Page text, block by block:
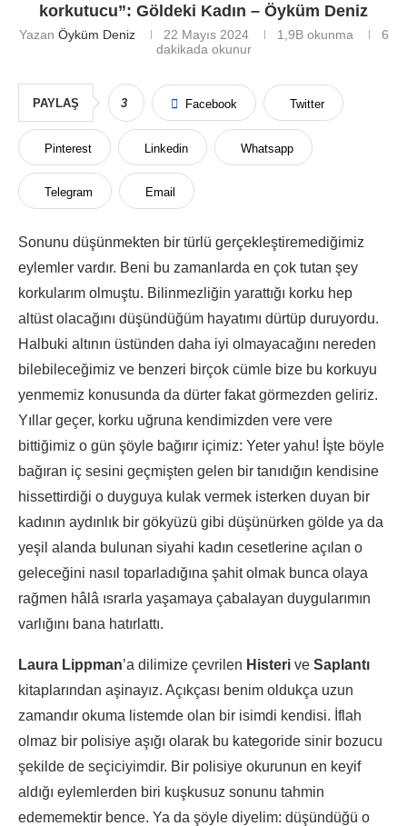
korkutucu”: Göldeki Kadın – Öyküm Deniz
Yazan Öyküm Deniz 22 Mayıs 2024 1,9Bokunma
6
dakikada okunur
PAYLAŞ 3 Facebook Twitter
Pinterest Linkedin Whatsapp
Telegram Email
Sonunu düşünmekten bir türlü gerçekleştiremediğimiz
eylemler vardır. Beni bu zamanlarda en çok tutan şey
korkularım olmuştu. Bilinmezliğin yarattığı korku hep
altüst olacağını düşündüğüm hayatımı dürtüp duruyordu.
Halbuki altının üstünden daha iyi olmayacağını nereden
bilebileceğimiz ve benzeri birçok cümle bize bu korkuyu
yenmemiz konusunda da dürter fakat görmezden geliriz.
Yıllar geçer, korku uğruna kendimizden vere vere
bittiğimiz o gün şöyle bağırır içimiz: Yeter yahu! İşte böyle
bağıran iç sesini geçmişten gelen bir tanıdığın kendisine
hissettirdiği o duyguya kulak vermek isterken duyan bir
kadının aydınlık bir gökyüzü gibi düşünürken gölde ya da
yeşil alanda bulunan siyahi kadın cesetlerine açılan o
geleceğini nasıl toparladığına şahit olmak bunca olaya
rağmen hâlâ ısrarla yaşamaya çabalayan duygularımın
varlığını bana hatırlattı.
Laura Lippman’a dilimize çevrilen Histeri ve Saplantı
kitaplarından aşinayız. Açıkçası benim oldukça uzun
zamandır okuma listemde olan bir isimdi kendisi. İflah
olmaz bir polisiye aşığı olarak bu kategoride sinir bozucu
şekilde de seçiciyimdir. Bir polisiye okurunun en keyif
aldığı eylemlerden biri kuşkusuz sonunu tahmin
edememektir bence. Ya da şöyle diyelim: düşündüğü o